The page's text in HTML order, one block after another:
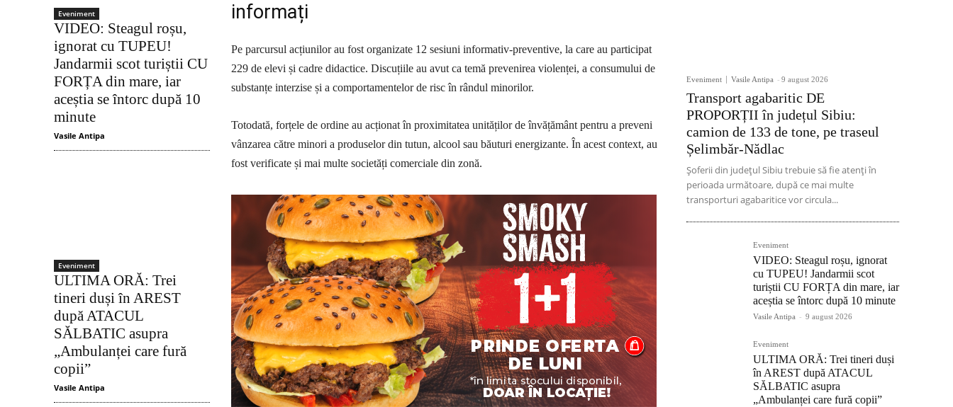
Eveniment
VIDEO: Steagul roșu,
ignorat cu TUPEU!
Jandarmii scot turiștii CU
FORȚA din mare, iar
aceștia se întorc după 10
minute
Vasile Antipa
Eveniment
ULTIMA ORĂ: Trei
tineri duși în AREST
după ATACUL
SĂLBATIC asupra
„Ambulanței care fură
copii”
Vasile Antipa
informați
Pe parcursul acțiunilor au fost organizate 12 sesiuni informativ-preventive, la care au participat
229 de elevi și cadre didactice. Discuțiile au avut ca temă prevenirea violenței, a consumului de
substanțe interzise și a comportamentelor de risc în rândul minorilor.
Totodată, forțele de ordine au acționat în proximitatea unităților de învățământ pentru a preveni
vânzarea către minori a produselor din tutun, alcool sau băuturi energizante. În acest context, au
fost verificate și mai multe societăți comerciale din zonă.
Eveniment Vasile Antipa - 9 august 2026
Transport agabaritic DE
PROPORȚII în județul Sibiu:
camion de 133 de tone, pe traseul
Șelimbăr-Nădlac
Șoferii din județul Sibiu trebuie să fie atenți în
perioada următoare, după ce mai multe
transporturi agabaritice vor circula...
Eveniment
VIDEO: Steagul roșu, ignorat
cu TUPEU! Jandarmii scot
turiștii CU FORȚA din mare, iar
aceștia se întorc după 10 minute
Vasile Antipa - 9 august 2026
Eveniment
ULTIMA ORĂ: Trei tineri duși
în AREST după ATACUL
SĂLBATIC asupra
„Ambulanței care fură copii”